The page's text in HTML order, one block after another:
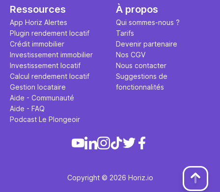
Ressources
App Horiz Alertes
Plugin rendement locatif
Crédit immobilier
Investissement immobilier
Investissement locatif
Calcul rendement locatif
Gestion locataire
Aide - Communauté
Aide - FAQ
Podcast Le Plongeoir
À propos
Qui sommes-nous ?
Tarifs
Devenir partenaire
Nos CGV
Nous contacter
Suggestions de
fonctionnalités
Copyright © 2026 Horiz.io